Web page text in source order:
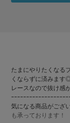
たまにやりたくなる
くならずに済みます
レースなので抜け感
ｰｰｰｰｰｰｰｰｰｰｰｰｰｰｰｰｰｰ
気になる商品がござ
も承っております！